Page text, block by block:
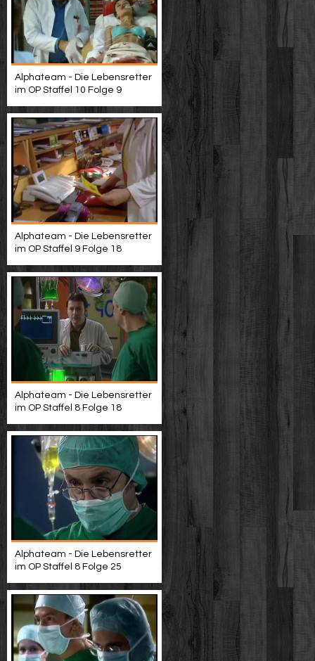
Alphateam - Die Lebensretter
im OP Staffel 10 Folge 9
Alphateam - Die Lebensretter
im OP Staffel 9 Folge 18
Alphateam - Die Lebensretter
im OP Staffel 8 Folge 18
Alphateam - Die Lebensretter
im OP Staffel 8 Folge 25